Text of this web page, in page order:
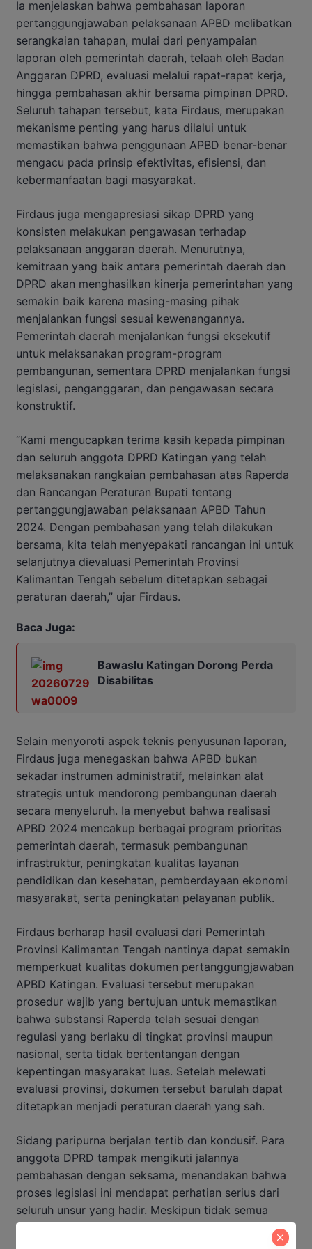
Ia menjelaskan bahwa pembahasan laporan
pertanggungjawaban pelaksanaan APBD melibatkan
serangkaian tahapan, mulai dari penyampaian
laporan oleh pemerintah daerah, telaah oleh Badan
Anggaran DPRD, evaluasi melalui rapat-rapat kerja,
hingga pembahasan akhir bersama pimpinan DPRD.
Seluruh tahapan tersebut, kata Firdaus, merupakan
mekanisme penting yang harus dilalui untuk
memastikan bahwa penggunaan APBD benar-benar
mengacu pada prinsip efektivitas, efisiensi, dan
kebermanfaatan bagi masyarakat.
Firdaus juga mengapresiasi sikap DPRD yang
konsisten melakukan pengawasan terhadap
pelaksanaan anggaran daerah. Menurutnya,
kemitraan yang baik antara pemerintah daerah dan
DPRD akan menghasilkan kinerja pemerintahan yang
semakin baik karena masing-masing pihak
menjalankan fungsi sesuai kewenangannya.
Pemerintah daerah menjalankan fungsi eksekutif
untuk melaksanakan program-program
pembangunan, sementara DPRD menjalankan fungsi
legislasi, penganggaran, dan pengawasan secara
konstruktif.
“Kami mengucapkan terima kasih kepada pimpinan
dan seluruh anggota DPRD Katingan yang telah
melaksanakan rangkaian pembahasan atas Raperda
dan Rancangan Peraturan Bupati tentang
pertanggungjawaban pelaksanaan APBD Tahun
2024. Dengan pembahasan yang telah dilakukan
bersama, kita telah menyepakati rancangan ini untuk
selanjutnya dievaluasi Pemerintah Provinsi
Kalimantan Tengah sebelum ditetapkan sebagai
peraturan daerah,” ujar Firdaus.
Baca Juga:
Bawaslu Katingan Dorong Perda
Disabilitas
Selain menyoroti aspek teknis penyusunan laporan,
Firdaus juga menegaskan bahwa APBD bukan
sekadar instrumen administratif, melainkan alat
strategis untuk mendorong pembangunan daerah
secara menyeluruh. Ia menyebut bahwa realisasi
APBD 2024 mencakup berbagai program prioritas
pemerintah daerah, termasuk pembangunan
infrastruktur, peningkatan kualitas layanan
pendidikan dan kesehatan, pemberdayaan ekonomi
masyarakat, serta peningkatan pelayanan publik.
Firdaus berharap hasil evaluasi dari Pemerintah
Provinsi Kalimantan Tengah nantinya dapat semakin
memperkuat kualitas dokumen pertanggungjawaban
APBD Katingan. Evaluasi tersebut merupakan
prosedur wajib yang bertujuan untuk memastikan
bahwa substansi Raperda telah sesuai dengan
regulasi yang berlaku di tingkat provinsi maupun
nasional, serta tidak bertentangan dengan
kepentingan masyarakat luas. Setelah melewati
evaluasi provinsi, dokumen tersebut barulah dapat
ditetapkan menjadi peraturan daerah yang sah.
Sidang paripurna berjalan tertib dan kondusif. Para
anggota DPRD tampak mengikuti jalannya
pembahasan dengan seksama, menandakan bahwa
proses legislasi ini mendapat perhatian serius dari
seluruh unsur yang hadir. Meskipun tidak semua
anggota menyampaikan pandangan secara langsung